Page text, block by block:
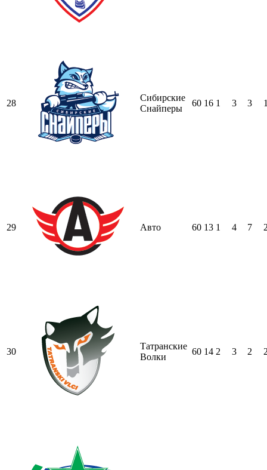
28
Сибирские
Снайперы
60 16 1 3 3
29 Авто 60 13 1 4 7
30
Татранские
Волки
60 14 2 3 2